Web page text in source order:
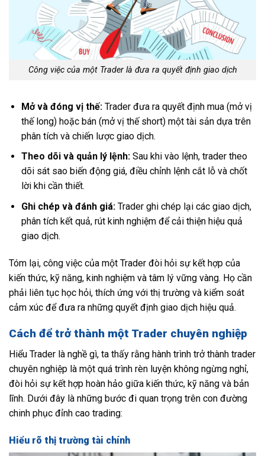
Công việc của một Trader là đưa ra quyết định giao dịch
Mở và đóng vị thế:Trader đưa ra quyết định mua (mở vị
thế long) hoặc bán (mở vị thế short) một tài sản dựa trên
phân tích và chiến lược giao dịch.
Theo dõi và quản lý lệnh:Sau khi vào lệnh, trader theo
dõi sát sao biến động giá, điều chỉnh lệnh cắt lỗ và chốt
lời khi cần thiết.
Ghi chép và đánh giá:Trader ghi chép lại các giao dịch,
phân tích kết quả, rút kinh nghiệm để cải thiện hiệu quả
giao dịch.
Tóm lại, công việc của một Trader đòi hỏi sự kết hợp của
kiến thức, kỹ năng, kinh nghiệm và tâm lý vững vàng. Họ cần
phải liên tục học hỏi, thích ứng với thị trường và kiểm soát
cảm xúc để đưa ra những quyết định giao dịch hiệu quả.
Cách để trở thành một Trader chuyên nghiệp
Hiểu Trader là nghề gì, ta thấy rằng hành trình trở thành trader
chuyên nghiệp là một quá trình rèn luyện không ngừng nghỉ,
đòi hỏi sự kết hợp hoàn hảo giữa kiến thức, kỹ năng và bản
lĩnh. Dưới đây là những bước đi quan trọng trên con đường
chinh phục đỉnh cao trading:
Hiểu rõ thị trường tài chính